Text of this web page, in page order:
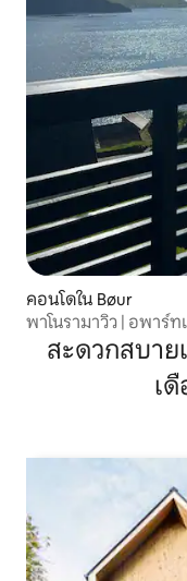
คอนโดใน Bøur
พาโนรามาวิว | อพาร์
สะดวกสบาย
เ